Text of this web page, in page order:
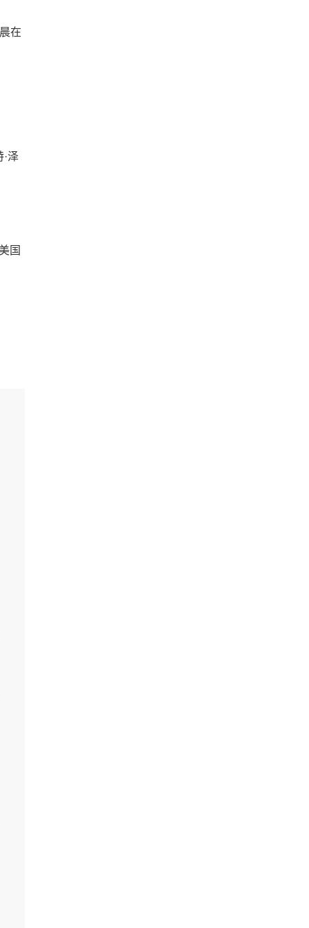
在
泽
国